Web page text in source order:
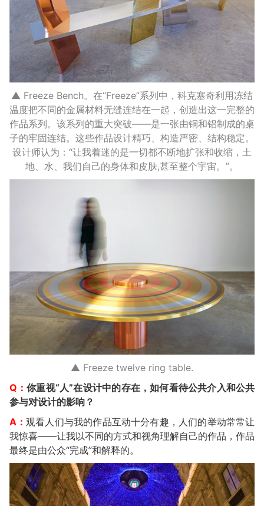
▲ Freeze Bench。在“Freeze”系列中，科克塞奇利用冻结
温度把不同的金属材料无缝连结在一起，创造出这一完整的
作品系列。该系列的重大突破——是一张由铜和铝制成的桌
子的牢固连结。这些作品设计精巧、构造严密、结构稳定。
设计师认为：“让我着迷的是一切都不断地扩张和收缩，土
地、水、我们自己的身体和皮肤,甚至整个宇宙。”。
▲ Freeze twelve ring table.
Q：你重视“人”在设计中的存在，如何看待公共介入和公共
参与对设计的影响？
A：观看人们与我的作品互动十分有趣，人们的举动常常让
我惊喜——让我以不同的方式和视角理解自己的作品，作品
最终是由公众“完成”和解释的。